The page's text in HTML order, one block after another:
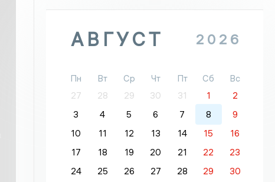
АВГУСТ 2026
Пн Вт Ср Чт Пт Сб
Вс
27
28 29 30 31 1
2
3
4 5 6 7 8
9
10
11 12 13 14 15
16
17
18 19 20 21 22
23
24
25 26 27 28 29
30